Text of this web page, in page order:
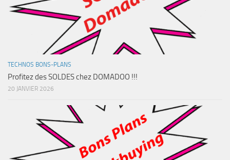
TECHNOS BONS-PLANS
Profitez des SOLDES chez DOMADOO !!!
20 JANVIER 2026